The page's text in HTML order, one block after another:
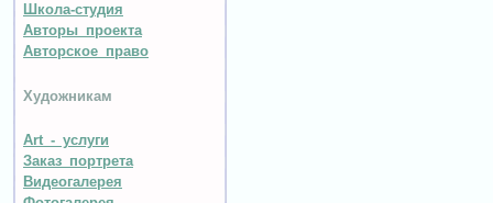
Школа-студия
Авторы проекта
Авторское право
Художникам
Art - услуги
Заказ портрета
Видеогалерея